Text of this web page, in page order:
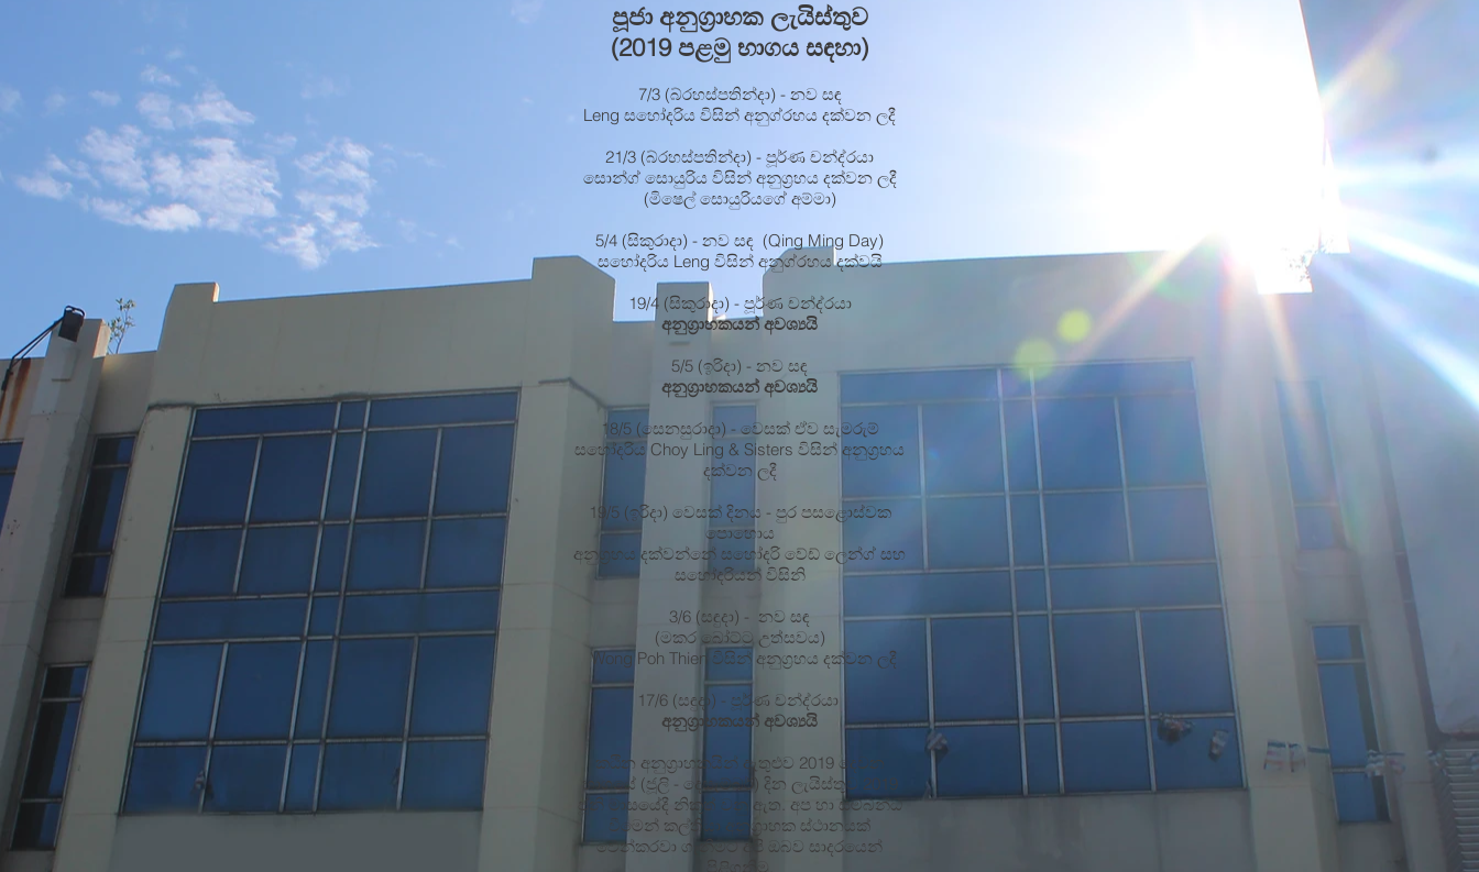
පූජා අනුග්‍රාහක ලැයිස්තුව
(2019 පළමු භාගය සඳහා)
7/3 (බ්රහස්පතින්දා) - නව සඳ
Leng සහෝදරිය විසින් අනුග්රහය දක්වන ලදී
21/3 (බ්රහස්පතින්දා) - පූර්ණ චන්ද්රයා
සොන්ග් සොයුරිය විසින් අනුග්‍රහය දක්වන ලදී
(මිෂෙල් සොයුරියගේ අම්මා)
5/4 (සිකුරාදා) - නව සඳ (Qing Ming Day)
සහෝදරිය Leng විසින් අනුග්රහය දක්වයි
19/4 (සිකුරාදා) - පූර්ණ චන්ද්රයා
අනුග්‍රාහකයන් අවශ්‍යයි
5/5 (ඉරිදා) - නව සඳ
අනුග්‍රාහකයන් අවශ්‍යයි
18/5 (සෙනසුරාදා) - වෙසක් ඒව සැමරුම්
සහෝදරිය Choy Ling & Sisters විසින් අනුග්‍රහය
දක්වන ලදී
19/5 (ඉරිදා) වෙසක් දිනය - පුර පසළොස්වක
පොහොය
අනුග්‍රහය දක්වන්නේ සහෝදරි වේඩ් ලෙන්ග් සහ
සහෝදරියන් විසිනි
3/6 (සඳුදා) - නව සඳ
(මකර බෝට්ටු උත්සවය)
Wong Poh Thien විසින් අනුග්‍රහය දක්වන ලදී
17/6 (සඳුදා) - පූර්ණ චන්ද්රයා
අනුග්‍රාහකයන් අවශ්‍යයි
කඨින අනුග්‍රාහකයින් ඇතුළුව 2019 දෙවන
භාගයේ (ජූලි - දෙසැම්බර්) දින ලැයිස්තුව 2019
ජූනි මාසයේදී නිකුත් වනු ඇත. අප හා සම්බන්ධ
වීමෙන් කල්තියා අනුග්‍රාහක ස්ථානයක්
වෙන්කරවා ගැනීමට අපි ඔබව සාදරයෙන්
පිළිගනිමු.